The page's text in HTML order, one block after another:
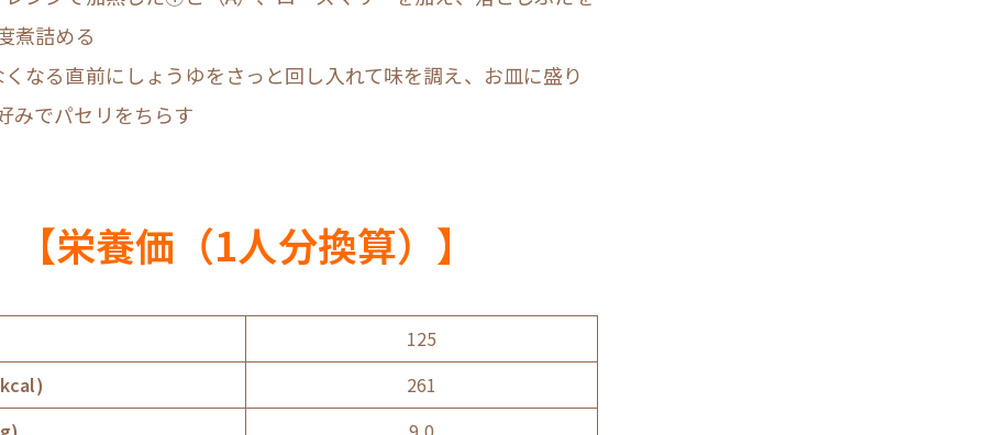
煮詰める
なる直前にしょうゆをさっと回し入れて味を調え、お皿に盛り
みでパセリをちらす
【栄養価（1人分換算）】
125
261